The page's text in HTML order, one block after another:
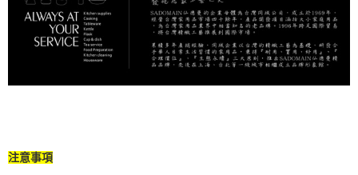
注意事項